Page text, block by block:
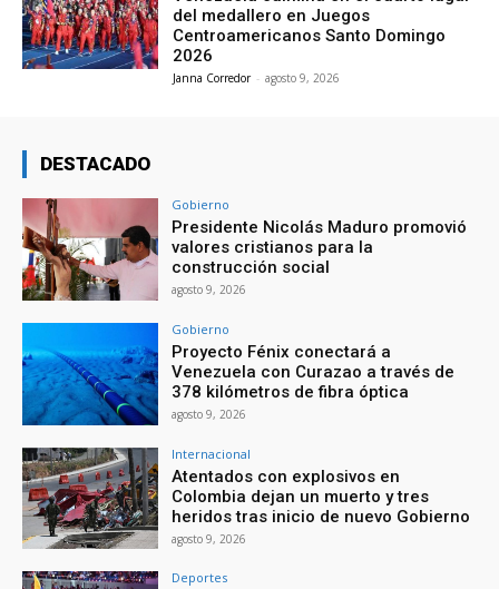
del medallero en Juegos
Centroamericanos Santo Domingo
2026
Janna Corredor - agosto 9, 2026
DESTACADO
Gobierno
Presidente Nicolás Maduro promovió
valores cristianos para la
construcción social
agosto 9, 2026
Gobierno
Proyecto Fénix conectará a
Venezuela con Curazao a través de
378 kilómetros de fibra óptica
agosto 9, 2026
Internacional
Atentados con explosivos en
Colombia dejan un muerto y tres
heridos tras inicio de nuevo Gobierno
agosto 9, 2026
Deportes